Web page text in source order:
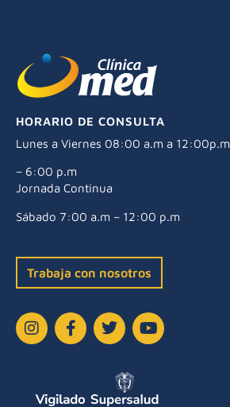
HORARIO DE CONSULTA
Lunes a Viernes 08:00 a.m a 12:00p.m
– 6:00 p.m
Jornada Continua
Sábado 7:00 a.m – 12:00 p.m
Trabaja con nosotros